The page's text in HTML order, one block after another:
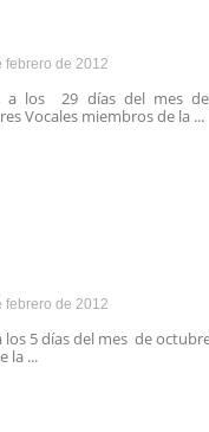
febrero de 2012
a los 29 días del mes
Vocales miembros de la ...
febrero de 2012
los 5 días del mes de
la ...